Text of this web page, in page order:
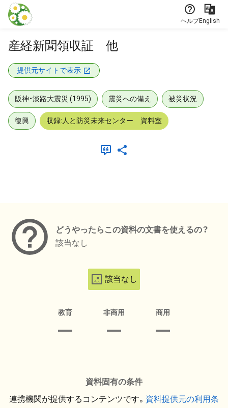
本文に飛ぶ
ヘルプEnglish
産経新聞領収証 他
提供元サイトで表示
阪神・淡路大震災 (1995) 震災への備え 被災状況
復興 収録:人と防災未来センター 資料室
どうやったらこの資料の文書を使えるの？
該当なし
該当なし
教育 非商用 商用
資料固有の条件
連携機関が提供するコンテンツです。 資料提供元の利用条